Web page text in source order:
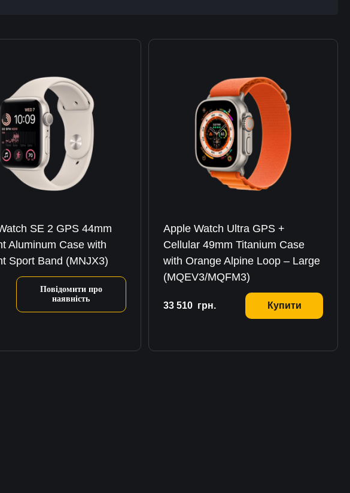
SE 2 GPS 44mm
Aluminum Case with
Sport Band (MNJX3)
Повідомити про
наявність
Apple Watch Ultra GPS +
Cellular 49mm Titanium Case
with Orange Alpine Loop – Large
(MQEV3/MQFM3)
33 510 грн. Купити